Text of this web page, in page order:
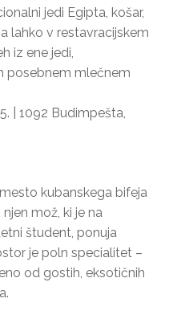
jedi Egipta, košar,
lahko v restavracijskem
iz ene jedi,
posebnem mlečnem
| 1092 Budimpešta,
kubanskega bifeja
mož, ki je na
študent, ponuja
je poln specialitet –
od gostih, eksotičnih